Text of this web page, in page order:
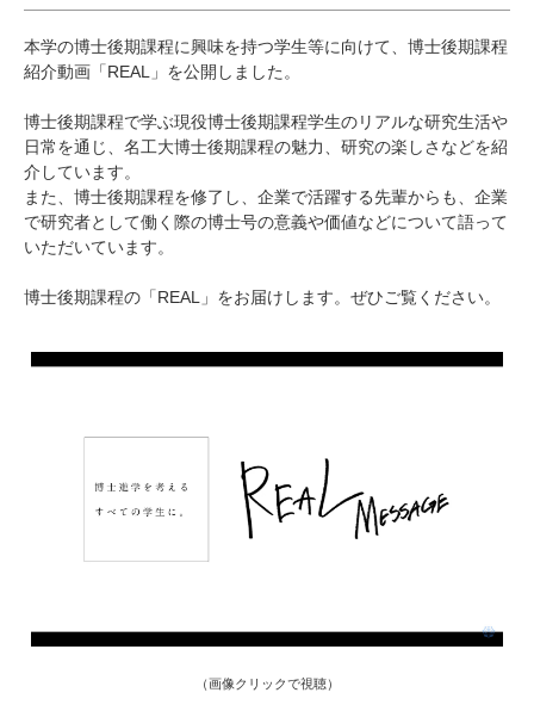
国際交流
研究・教員Navi
受験生 在学生
卒業生
企業・研究者
地域・一般
アクセス
キャンパスマップ お問い合わせ English 資料請求
本学の博士後期課程に興味を持つ学生等に向けて、博士後期課程
紹介動画「REAL」を公開しました。
博士後期課程で学ぶ現役博士後期課程学生のリアルな研究生活や
日常を通じ、名工大博士後期課程の魅力、研究の楽しさなどを紹
介しています。
また、博士後期課程を修了し、企業で活躍する先輩からも、企業
で研究者として働く際の博士号の意義や価値などについて語って
いただいています。
博士後期課程の「REAL」をお届けします。ぜひご覧ください。
（画像クリックで視聴）